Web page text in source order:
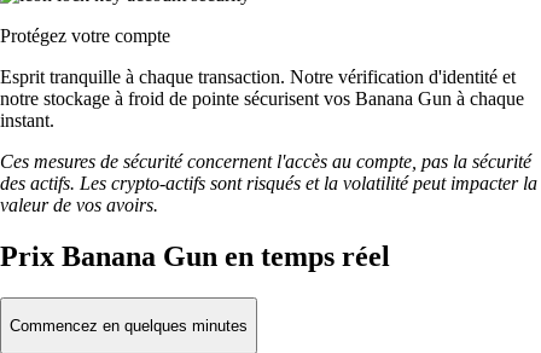
Protégez votre compte
Esprit tranquille à chaque transaction. Notre vérification d'identité et
notre stockage à froid de pointe sécurisent vos Banana Gun à chaque
instant.
Ces mesures de sécurité concernent l'accès au compte, pas la sécurité
des actifs. Les crypto-actifs sont risqués et la volatilité peut impacter la
valeur de vos avoirs.
Prix Banana Gun en temps réel
Commencez en quelques minutes